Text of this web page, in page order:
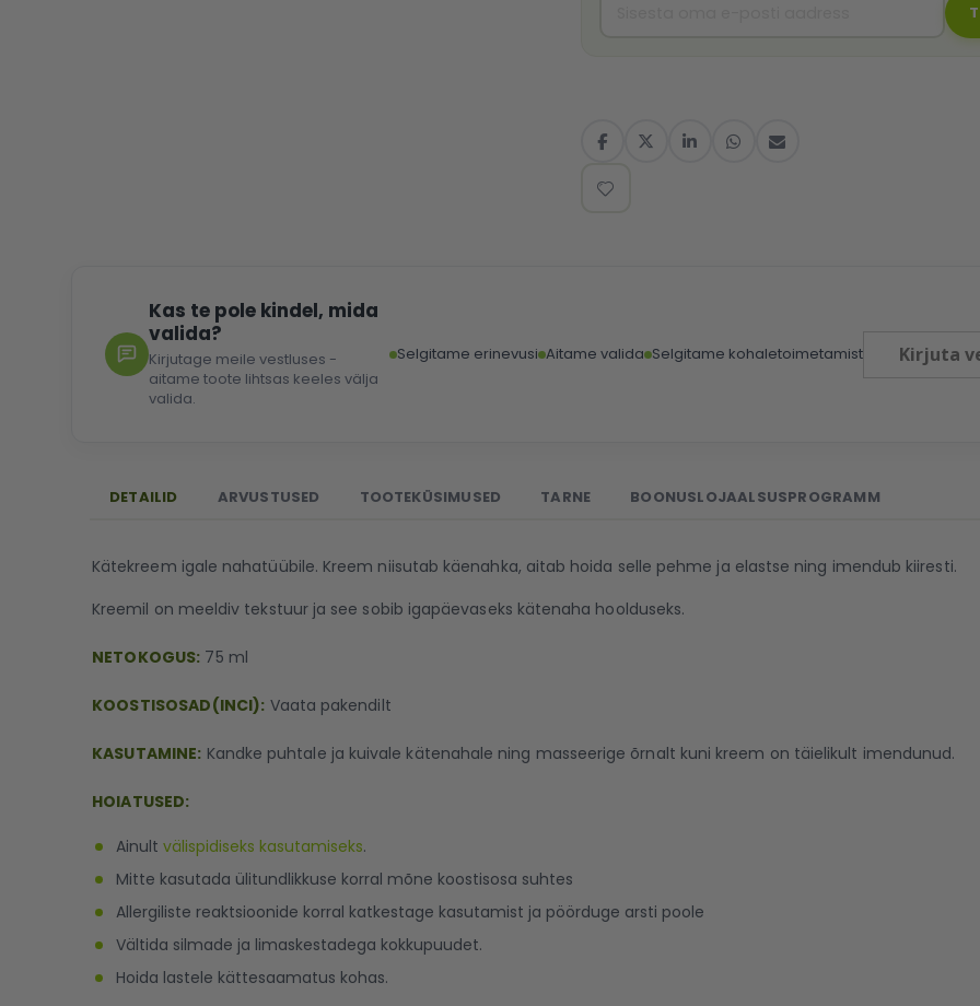
Kas te pole kindel, mida
valida?
Kirjutage meile vestluses -
aitame toote lihtsas keeles välja
valida.
Selgitame erinevusi Aitame valida Selgitame kohaletoimetamist Kirjuta
DETAILID ARVUSTUSED TOOTEKÜSIMUSED TARNE BOONUSLOJAALSUSPROGRAMM
Kätekreem igale nahatüübile. Kreem niisutab käenahka, aitab hoida selle pehme ja elastse ning imendub kiiresti.
Kreemil on meeldiv tekstuur ja see sobib igapäevaseks kätenaha hoolduseks.
NETOKOGUS: 75 ml
KOOSTISOSAD(INCI): Vaata pakendilt
KASUTAMINE: Kandke puhtale ja kuivale kätenahale ning masseerige õrnalt kuni kreem on täielikult imendunud.
HOIATUSED:
Ainult välispidiseks kasutamiseks.
Mitte kasutada ülitundlikkuse korral mõne koostisosa suhtes
Allergiliste reaktsioonide korral katkestage kasutamist ja pöörduge arsti poole
Vältida silmade ja limaskestadega kokkupuudet.
Hoida lastele kättesaamatus kohas.